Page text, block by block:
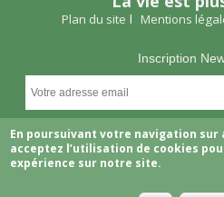
Plan du site Mentions
Inscription
Suivez-
En poursuivant votre navigation sur
acceptez l’utilisation de cookies
expérience sur notre site.